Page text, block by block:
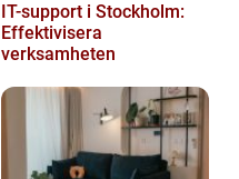
IT-support i Stockholm:
Effektivisera
verksamheten